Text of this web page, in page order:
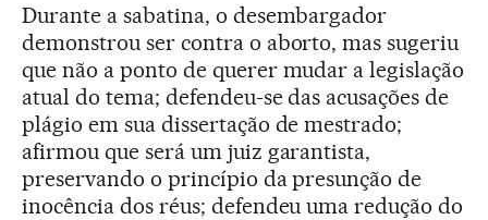
Durante a sabatina, o desembargador
demonstrou ser contra o aborto, mas sugeriu
que não a ponto de querer mudar a legislação
atual do tema; defendeu-se das acusações de
plágio em sua dissertação de mestrado;
afirmou que será um juiz garantista,
preservando o princípio da presunção de
inocência dos réus; defendeu uma redução do